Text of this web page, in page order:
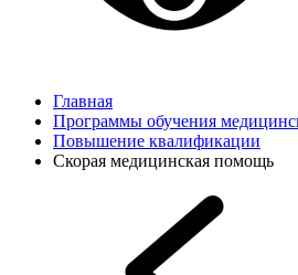
Главная
Программы обучения
Повышение квалификации
Скорая медицинская помощь